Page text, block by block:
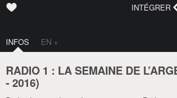
INTÉGRER
INFOS EN +
RADIO 1 : LA SEMAINE DE
-2016)